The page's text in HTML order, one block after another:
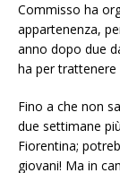
Commisso ha
appartenenza,
anno dopo due
ha per trattenere
Fino a che non
due settimane
Fiorentina;
giovani! Ma in